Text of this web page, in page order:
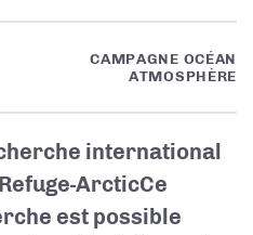
CAMPAGNE OCÉAN
ATMOSPHÈRE
international
ArcticCe
est possible